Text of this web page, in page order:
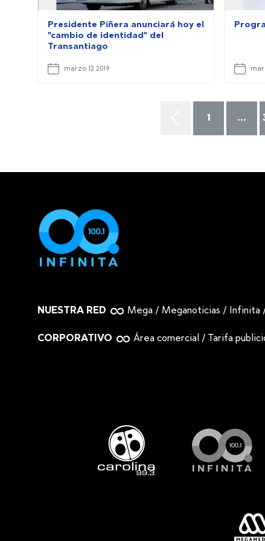
Presidente Piñera anunciará hoy el
"cambio de identidad" del
Transantiago
marzo 12 2019
1 ...
NUESTRA RED Mega / Meganoticias / Infinita
CORPORATIVO Área comercial / Tarifa